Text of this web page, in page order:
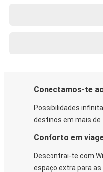
Conectamos-te
Possibilidades
destinos em mais de
Conforto em
Descontrai-te com
espaço extra para